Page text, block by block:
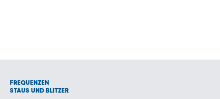
FREQUENZEN
STAUS UND BLITZER